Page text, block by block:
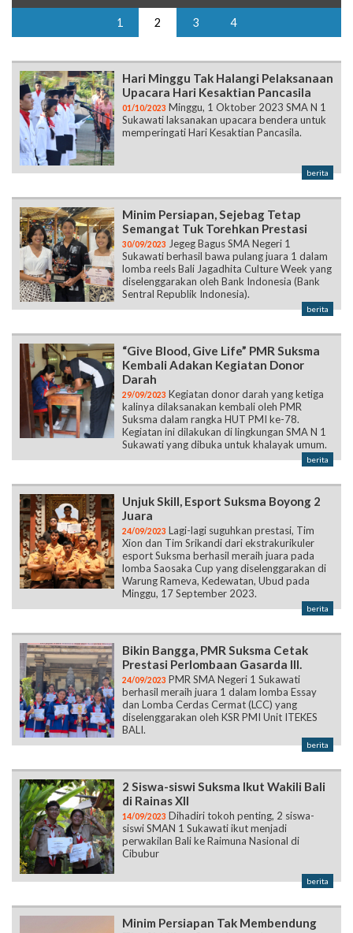
1 2 3 4
Hari Minggu Tak Halangi Pelaksanaan
Upacara Hari Kesaktian Pancasila
01/10/2023 Minggu, 1 Oktober 2023 SMA N 1
Sukawati laksanakan upacara bendera untuk
memperingati Hari Kesaktian Pancasila.
berita
Minim Persiapan, Sejebag Tetap
Semangat Tuk Torehkan Prestasi
30/09/2023 Jegeg Bagus SMA Negeri 1
Sukawati berhasil bawa pulang juara 1 dalam
lomba reels Bali Jagadhita Culture Week yang
diselenggarakan oleh Bank Indonesia (Bank
Sentral Republik Indonesia).
berita
“Give Blood, Give Life” PMR Suksma
Kembali Adakan Kegiatan Donor
Darah
29/09/2023 Kegiatan donor darah yang ketiga
kalinya dilaksanakan kembali oleh PMR
Suksma dalam rangka HUT PMI ke-78.
Kegiatan ini dilakukan di lingkungan SMA N 1
Sukawati yang dibuka untuk khalayak umum.
berita
Unjuk Skill, Esport Suksma Boyong 2
Juara
24/09/2023 Lagi-lagi suguhkan prestasi, Tim
Xion dan Tim Srikandi dari ekstrakurikuler
esport Suksma berhasil meraih juara pada
lomba Saosaka Cup yang diselenggarakan di
Warung Rameva, Kedewatan, Ubud pada
Minggu, 17 September 2023.
berita
Bikin Bangga, PMR Suksma Cetak
Prestasi Perlombaan Gasarda III.
24/09/2023 PMR SMA Negeri 1 Sukawati
berhasil meraih juara 1 dalam lomba Essay
dan Lomba Cerdas Cermat (LCC) yang
diselenggarakan oleh KSR PMI Unit ITEKES
BALI.
berita
2 Siswa-siswi Suksma Ikut Wakili Bali
di Rainas XII
14/09/2023 Dihadiri tokoh penting, 2 siswa-
siswi SMAN 1 Sukawati ikut menjadi
perwakilan Bali ke Raimuna Nasional di
Cibubur
berita
Minim Persiapan Tak Membendung